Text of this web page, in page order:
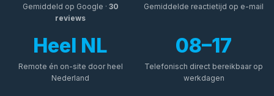
Gemiddeld op Google · 30
reviews
Gemiddelde reactietijd op e-mail
Heel NL
Remote én on-site door heel
Nederland
08–17
Telefonisch direct bereikbaar op
werkdagen